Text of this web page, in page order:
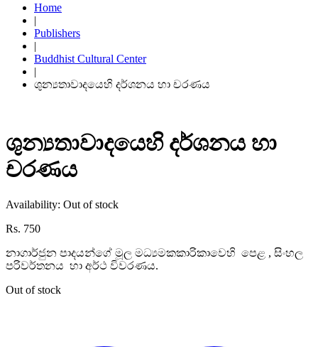
Home
|
Publishers
|
Buddhist Cultural Center
|
ශුන්‍යතාවාදයෙහි දර්ශනය හා චරණය
ශුන්‍යතාවාදයෙහි දර්ශනය හා
චරණය
Availability: Out of stock
Rs. 750
නාගාර්ජුන පාදයන්ගේ මූල මධ්‍යමකකාරිකාවෙහි පෙළ , සිංහල
පරිවර්තනය හා අර්ථ විවරණය.
Out of stock